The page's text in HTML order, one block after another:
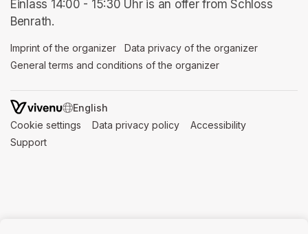
Einlass 14:00 - 15:30 Uhr is an offer from Schloss
Benrath.
Imprint of the organizer (opens in a new tab)
Data privacy of the organizer
General terms and conditions of the organizer
SWITCH LANGUAGE
Cookie settings (opens in a new tab)
Data privacy policy (opens in a new tab)
Accessibility
Support